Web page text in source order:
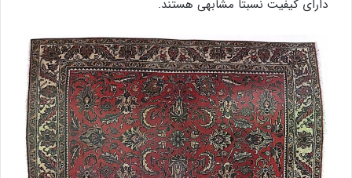
دارای کیفیت نسبتا مشابهی هستند.